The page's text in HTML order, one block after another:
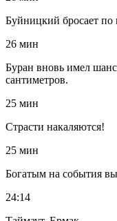
Буйницкий бросает по
26 мин
Буран вновь имел
сантиметров.
25 мин
Страсти накаляются!
25 мин
Богатым на события
24:14